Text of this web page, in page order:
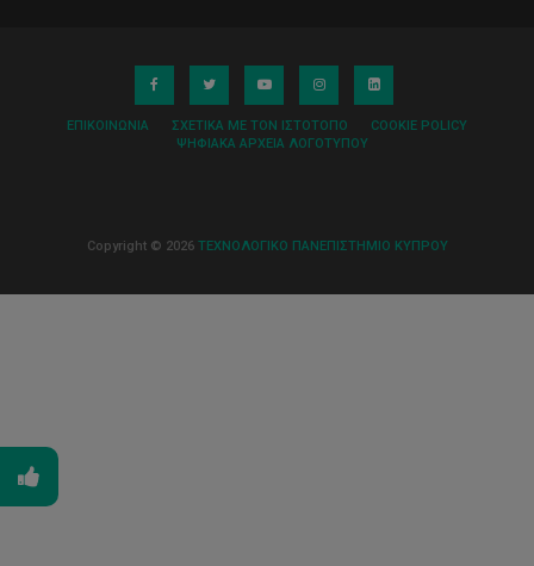
ΕΠΙΚΟΙΝΩΝΊΑ ΣΧΕΤΙΚΆ ΜΕ ΤΟΝ ΙΣΤΌΤΟΠΟ
COOKIE POLICY
ΨΗΦΙΑΚΆ ΑΡΧΕΊΑ ΛΟΓΌΤΥΠΟΥ
Copyright © 2026 ΤΕΧΝΟΛΟΓΙΚΟ ΠΑΝΕΠΙΣΤΗΜΙΟ ΚΥΠΡΟΥ